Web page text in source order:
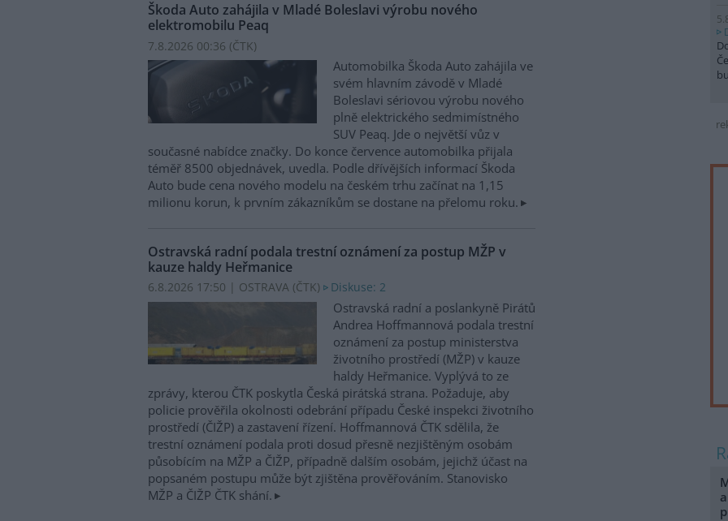
Škoda Auto zahájila v Mladé Boleslavi výrobu nového
elektromobilu Peaq
7.8.2026 00:36 (ČTK)
Automobilka Škoda Auto zahájila ve
svém hlavním závodě v Mladé
Boleslavi sériovou výrobu nového
plně elektrického sedmimístného
SUV Peaq. Jde o největší vůz v
současné nabídce značky. Do konce července automobilka přijala
téměř 8500 objednávek, uvedla. Podle dřívějších informací Škoda
Auto bude cena nového modelu na českém trhu začínat na 1,15
milionu korun, k prvním zákazníkům se dostane na přelomu roku.
Ostravská radní podala trestní oznámení za postup MŽP v
kauze haldy Heřmanice
6.8.2026 17:50 | OSTRAVA (ČTK) Diskuse: 2
Ostravská radní a poslankyně Pirátů
Andrea Hoffmannová podala trestní
oznámení za postup ministerstva
životního prostředí (MŽP) v kauze
haldy Heřmanice. Vyplývá to ze
zprávy, kterou ČTK poskytla Česká pirátská strana. Požaduje, aby
policie prověřila okolnosti odebrání případu České inspekci životního
prostředí (ČIŽP) a zastavení řízení. Hoffmannová ČTK sdělila, že
trestní oznámení podala proti dosud přesně nezjištěným osobám
působícím na MŽP a ČIŽP, případně dalším osobám, jejichž účast na
popsaném postupu může být zjištěna prověřováním. Stanovisko
MŽP a ČIŽP ČTK shání.